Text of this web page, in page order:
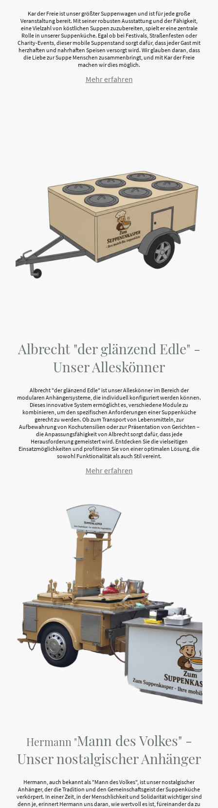
Kar der Freie ist unser größter Suppenwagen und ist für jede große
Veranstaltung bereit. Mit seiner robusten Ausstattung und der Fähigkeit,
eine Vielzahl von köstlichen Suppen zuzubereiten, spielt er eine zentrale
Rolle in unserer Suppenküche. Egal ob bei Festivals, Straßenfesten oder
Charity-Events, dieser mobile Suppenstand sorgt dafür, dass jeder Gast mit
herzhaften und nahrhaften Speisen versorgt wird. Wir glauben daran, dass
die Liebe zur Suppe Menschen zusammenbringt, und mit Kar der Freie
machen wir dies möglich.
Mehr erfahren
Albrecht "der glänzend Edle" -
Unser Alleskönner
Albrecht "der glänzend Edle" ist unser Alleskönner im Bereich der
modularen Anhängersysteme, die individuell konfiguriert werden können.
Dieses innovative System ermöglicht es, verschiedene Module zu
kombinieren, um den spezifischen Anforderungen einer Suppenküche
gerecht zu werden. Ob zum Transport von Lebensmitteln, zur
Aufbewahrung von Kochutensilien oder zur Präsentation von Gerichten –
die Anpassungsfähigkeit von Albrecht sorgt dafür, dass jede
Herausforderung gemeistert wird. Entdecken Sie die vielseitigen
Einsatzmöglichkeiten und profitieren Sie von einer optimalen Lösung, die
sowohl Funktionalität als auch Stil vereint.
Mehr erfahren
Hermann "Mann des Volkes" -
Unser nostalgischer Anhänger
Hermann, auch bekannt als "Mann des Volkes", ist unser nostalgischer
Anhänger, der die Tradition und den Gemeinschaftsgeist der Suppenküche
verkörpert. In einer Zeit, in der Menschlichkeit und Solidarität wichtiger sind
denn je, erinnert Hermann uns daran, wie wertvoll es ist, füreinander da zu